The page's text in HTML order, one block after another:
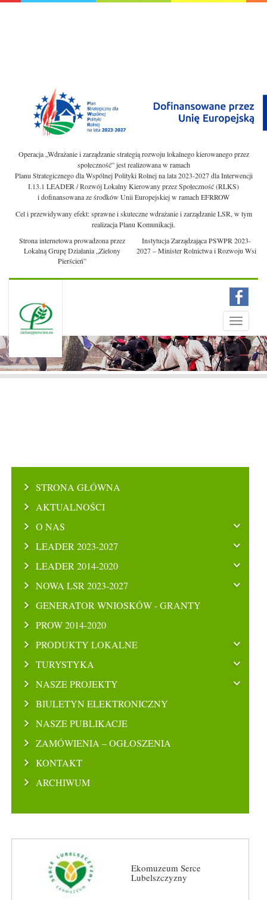
Operacja „Wdrażanie i zarządzanie strategią rozwoju lokalnego kierowanego przez
społeczność” jest realizowana w ramach
Planu Strategicznego dla Wspólnej Polityki Rolnej na lata 2023-2027 dla Interwencji
I.13.1 LEADER / Rozwój Lokalny Kierowany przez Społeczność (RLKS)
i dofinansowana ze środków Unii Europejskiej w ramach EFRROW
Cel i przewidywany efekt: sprawne i skuteczne wdrażanie i zarządzanie LSR, w tym
realizacja Planu Komunikacji.
Strona internetowa prowadzona przez
Lokalną Grupę Działania „Zielony
Pierścień”
Instytucja Zarządzająca PSWPR 2023-
2027 – Minister Rolnictwa i Rozwoju Wsi
Toggle
Menu
STRONA GŁÓWNA
AKTUALNOŚCI
O NAS
LEADER 2023-2027
LEADER 2014-2020
NOWA LSR 2023-2027
GENERATOR WNIOSKÓW - GRANTY
PROW 2014-2020
PRODUKTY LOKALNE
TURYSTYKA
NASZE PROJEKTY
BIULETYN ELEKTRONICZNY
NASZE PUBLIKACJE
ZAMÓWIENIA – OGŁOSZENIA
KONTAKT
ARCHIWUM
Ekomuzeum Serce
Lubelszczyzny